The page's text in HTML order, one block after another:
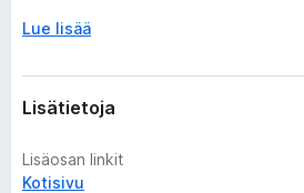
Lue lisää
Lisätietoja
Lisäosan linkit
Kotisivu